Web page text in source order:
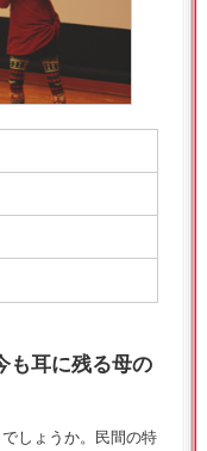
も耳に残る母の
しょうか。民間の特